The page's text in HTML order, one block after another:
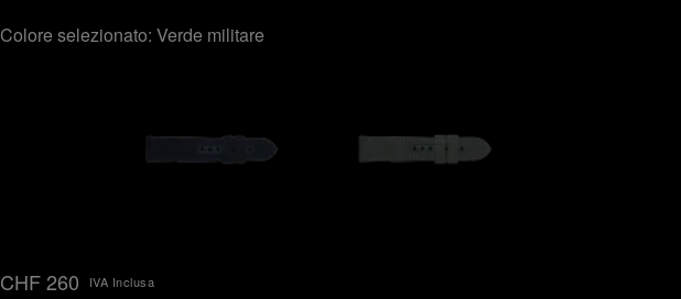
Colore selezionato: Verde militare
CHF 260 IVA Inclusa